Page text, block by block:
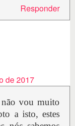
Responder
de 2017
vou muito
a isto, estes